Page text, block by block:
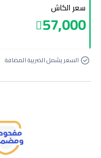
سعر الكاش
57,000
السعر يشمل الضريبة المضافة